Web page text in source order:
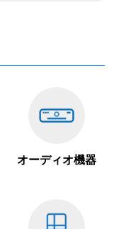
オーディオ機器